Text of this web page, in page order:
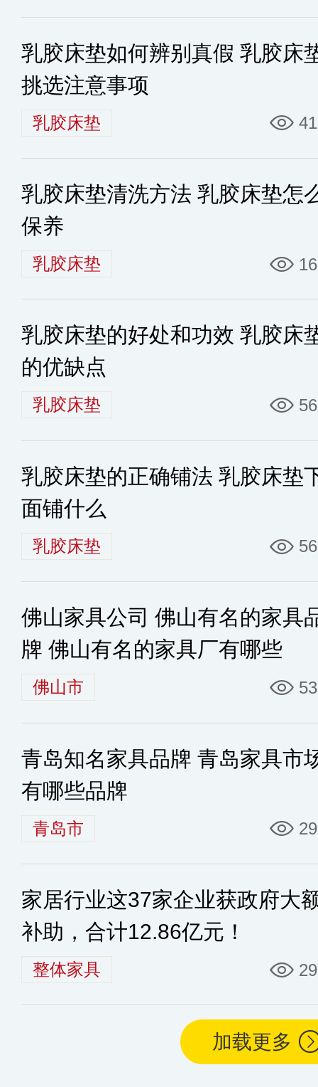
乳胶床垫如何辨别真假 乳胶床
挑选注意事项
乳胶床垫
乳胶床垫清洗方法 乳胶床垫怎
保养
乳胶床垫
乳胶床垫的好处和功效 乳胶床
的优缺点
乳胶床垫
乳胶床垫的正确铺法 乳胶床垫
面铺什么
乳胶床垫
佛山家具公司 佛山有名的家具
牌 佛山有名的家具厂有哪些
佛山市
青岛知名家具品牌 青岛家具市
有哪些品牌
青岛市
家居行业这37家企业获政府大
补助，合计12.86亿元！
整体家具
加载更多